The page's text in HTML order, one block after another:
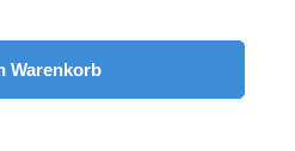
Warenkorb